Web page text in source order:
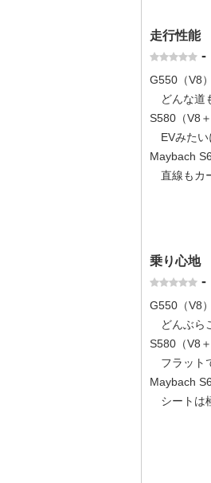
走行性能
-
G550（V8
どんな道
S580（V8
EVみたい
Maybach
直線もカ
乗り心地
-
G550（V8
どんぶら
S580（V8
フラット
Maybach
シートは